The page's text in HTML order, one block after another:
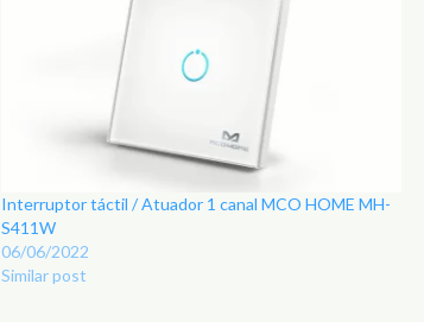
Interruptor táctil / Atuador 1 canal MCO HOME MH-
S411W
06/06/2022
Similar post